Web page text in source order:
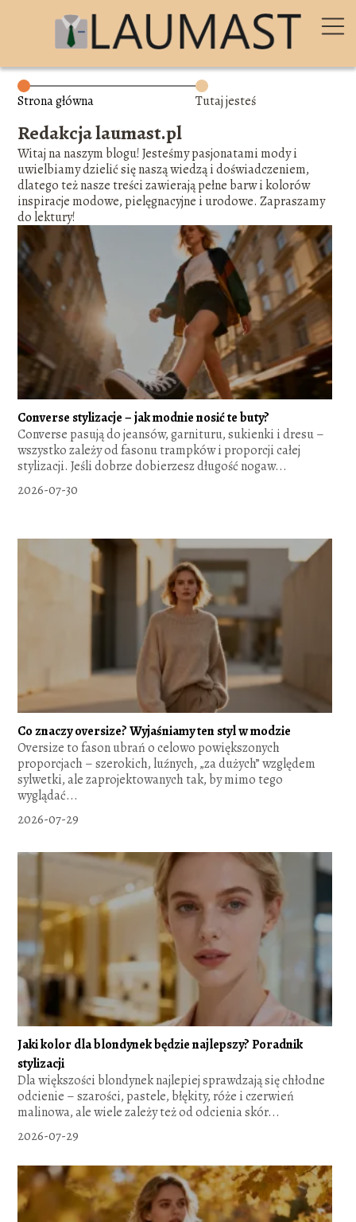
Strona główna Tutaj jesteś
Redakcja laumast.pl
Witaj na naszym blogu! Jesteśmy pasjonatami mody i
uwielbiamy dzielić się naszą wiedzą i doświadczeniem,
dlatego też nasze treści zawierają pełne barw i kolorów
inspiracje modowe, pielęgnacyjne i urodowe. Zapraszamy
do lektury!
Converse stylizacje – jak modnie nosić te buty?
Converse pasują do jeansów, garnituru, sukienki i dresu –
wszystko zależy od fasonu trampków i proporcji całej
stylizacji. Jeśli dobrze dobierzesz długość nogaw...
2026-07-30
Co znaczy oversize? Wyjaśniamy ten styl w modzie
Oversize to fason ubrań o celowo powiększonych
proporcjach – szerokich, luźnych, „za dużych” względem
sylwetki, ale zaprojektowanych tak, by mimo tego
wyglądać...
2026-07-29
Jaki kolor dla blondynek będzie najlepszy? Poradnik
stylizacji
Dla większości blondynek najlepiej sprawdzają się chłodne
odcienie – szarości, pastele, błękity, róże i czerwień
malinowa, ale wiele zależy też od odcienia skór...
2026-07-29